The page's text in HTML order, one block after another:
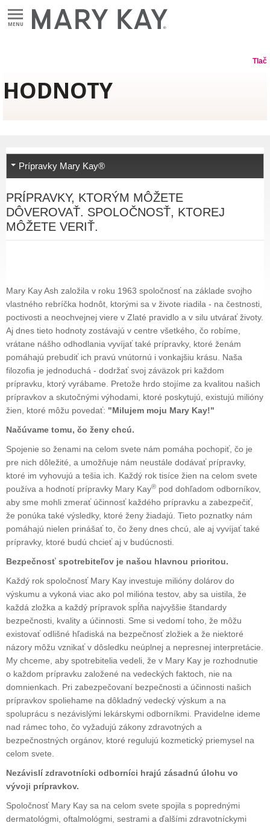
MENU
Tlač
HODNOTY
Prípravky Mary Kay®
PRÍPRAVKY, KTORÝM MÔŽETE
DÔVEROVAŤ. SPOLOČNOSŤ, KTOREJ
MÔŽETE VERIŤ.
Mary Kay Ash založila v roku 1963 spoločnosť na základe svojho
vlastného rebríčka hodnôt, ktorými sa v živote riadila - na čestnosti,
poctivosti a neochvejnej viere v Zlaté pravidlo a v silu utvárať životy.
Aj dnes tieto hodnoty zostávajú v centre všetkého, čo robíme,
vrátane nášho odhodlania vyvíjať také prípravky, ktoré ženám
pomáhajú prebudiť ich pravú vnútornú i vonkajšiu krásu. Naša
filozofia je jednoduchá - dodržať svoj záväzok pri každom
prípravku, ktorý vyrábame. Pretože hrdo stojíme za kvalitou našich
prípravkov a skutočnými výhodami, ktoré poskytujú, existujú milióny
žien, ktoré môžu povedať: "Milujem moju Mary Kay!"
Načúvame tomu, čo ženy chcú.
Spojenie so ženami na celom svete nám pomáha pochopiť, čo je
pre nich dôležité, a umožňuje nám neustále dodávať prípravky,
ktoré im vyhovujú a tešia ich. Každý rok tisíce žien na celom svete
používa a hodnotí prípravky Mary Kay® pod dohľadom odborníkov,
aby sme mohli zmerať účinnosť každého prípravku a zabezpečiť,
že ponúka také výsledky, ktoré ženy žiadajú. Tieto poznatky nám
pomáhajú nielen prinášať to, čo ženy dnes chcú, ale aj vyvíjať také
prípravky, ktoré budú chcieť aj v budúcnosti.
Bezpečnosť spotrebiteľov je našou hlavnou prioritou.
Každý rok spoločnosť Mary Kay investuje milióny dolárov do
výskumu a vykoná viac ako pol milióna testov, aby sa uistila, že
každá zložka a každý prípravok spĺňa najvyššie štandardy
bezpečnosti, kvality a účinnosti. Sme si vedomí toho, že môžu
existovať odlišné hľadiská na bezpečnosť zložiek a že niektoré
názory môžu vznikať v dôsledku neúplnej a nepresnej interpretácie.
My chceme, aby spotrebitelia vedeli, že v Mary Kay je rozhodnutie
o každom prípravku založené na vedeckých faktoch, nie na
domnienkach. Pri zabezpečovaní bezpečnosti a účinnosti našich
prípravkov spoliehame na dôkladný vedecký výskum a na
spoluprácu s nezávislými lekárskymi odborníkmi. Pravidelne ideme
nad rámec toho, čo vyžadujú zákony zdravotných a
bezpečnostných orgánov, ktoré regulujú kozmetický priemysel na
celom svete.
Nezávislí zdravotnícki odborníci hrajú zásadnú úlohu vo
vývoji prípravkov.
Spoločnosť Mary Kay sa na celom svete spojila s poprednými
dermatológmi, oftalmológmi, sestrami a ďalšími zdravotníckymi